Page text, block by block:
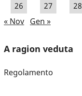
26
27 28
« Nov Gen »
A ragion veduta
Regolamento